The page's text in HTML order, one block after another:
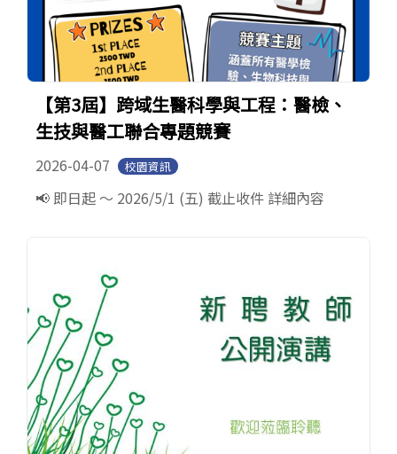
【第3屆】跨域生醫科學與工程：醫檢、
生技與醫工聯合專題競賽
2026-04-07 校園資訊
📢 即日起 ～ 2026/5/1 (五) 截止收件 詳細內容